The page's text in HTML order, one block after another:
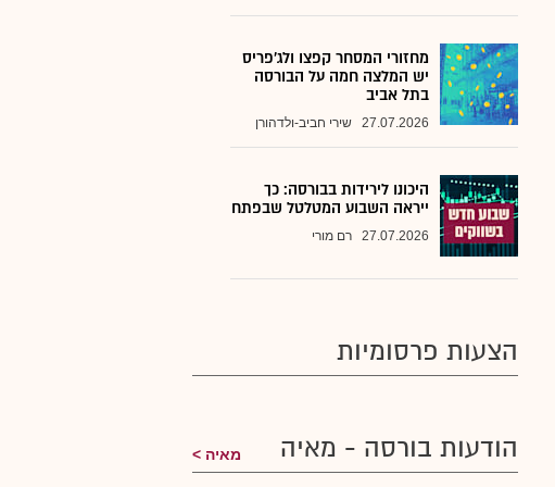
מחזורי המסחר קפצו ולג'פריס
יש המלצה חמה על הבורסה
בתל אביב
27.07.2026 שירי חביב-ולדהורן
היכונו לירידות בבורסה: כך
ייראה השבוע המטלטל שבפתח
27.07.2026 רם מורי
הצעות פרסומיות
הודעות בורסה - מאיה מאיה